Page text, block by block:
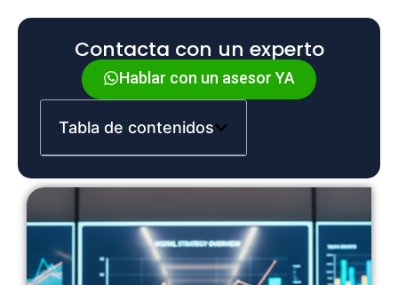
Contacta con un experto
Hablar con un asesor YA
Tabla de contenidos